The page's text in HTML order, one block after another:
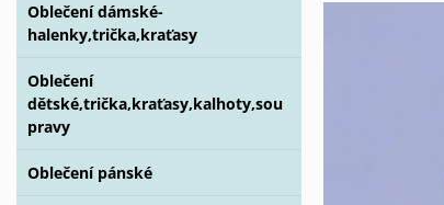
Oblečení dámské-
halenky,trička,kraťasy
Oblečení
dětské,trička,kraťasy,kalhoty,sou
pravy
Oblečení pánské